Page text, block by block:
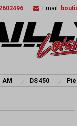
Email:
AM DS 450